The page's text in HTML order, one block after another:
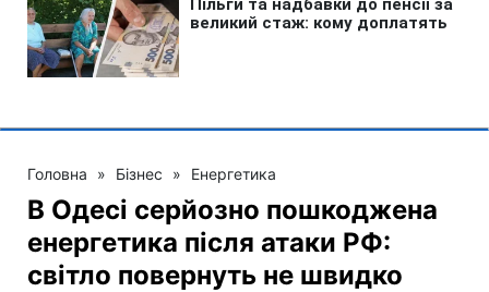
Головна » Бізнес » Енергетика
В Одесі серйозно пошкоджена
енергетика після атаки РФ:
світло повернуть не швидко